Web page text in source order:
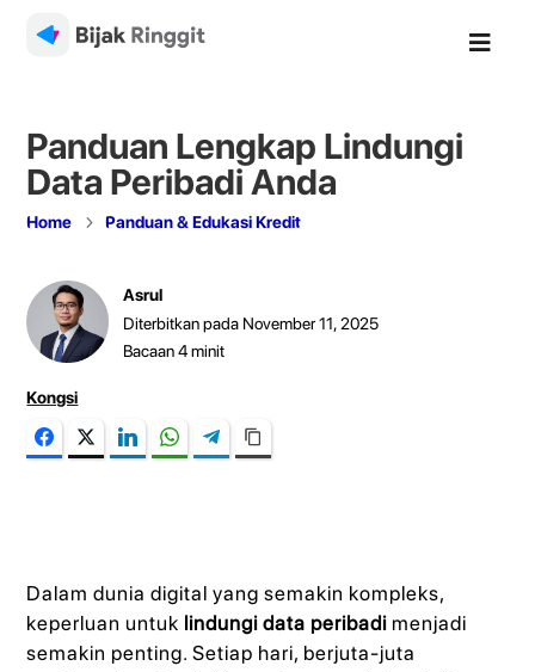

Panduan Lengkap Lindungi
Data Peribadi Anda
Home 5 Panduan & Edukasi Kredit
Asrul
Diterbitkan pada November 11, 2025
Bacaan4minit
Kongsi
FacebookTwitter LinkedIn WhatsAppTelegram
Dalam dunia digital yang semakin kompleks,
keperluan untuk lindungi data peribadi menjadi
semakin penting. Setiap hari, berjuta-juta